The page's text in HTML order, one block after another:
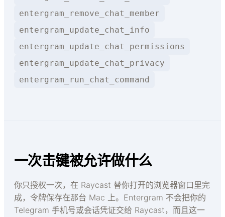
entergram_remove_chat_member
entergram_update_chat_info
entergram_update_chat_permissions
entergram_update_chat_privacy
entergram_run_chat_command
一次击键被允许做什么
你只授权一次，在 Raycast 替你打开的浏览器窗口里完
成，令牌保存在那台 Mac 上。Entergram 不会把你的
Telegram 手机号或会话凭证交给 Raycast，而且这一